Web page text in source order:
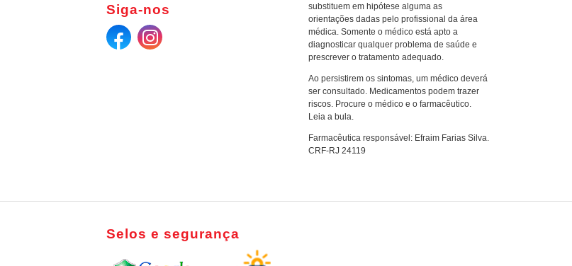
substituem em hipótese alguma as
orientações dadas pelo profissional da área
médica. Somente o médico está apto a
diagnosticar qualquer problema de saúde e
prescrever o tratamento adequado.
Ao persistirem os sintomas, um médico deverá
ser consultado. Medicamentos podem trazer
riscos. Procure o médico e o farmacêutico.
Leia a bula.
Farmacêutica responsável: Efraim Farias Silva.
CRF-RJ 24119
Siga-nos
Selos e segurança